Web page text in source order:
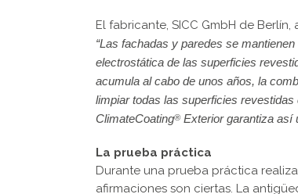
El fabricante, SICC GmbH de
“Las fachadas y paredes se
electrostática de las superficies
acumula al cabo de unos años, la
limpiar todas las superficies
ClimateCoating® Exterior garantiza así
La prueba práctica
Durante una prueba práctica
afirmaciones son ciertas. La